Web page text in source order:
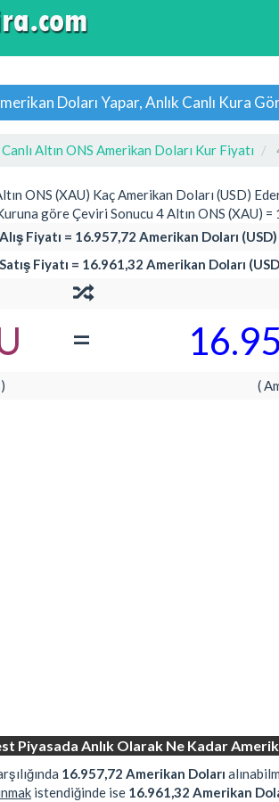
Doları Yapar, Anlık Canlı Kura
Canlı Altın ONS Amerikan Doları Kur Fiyatı
ONS (XAU) Kaç Amerikan Doları (USD)
göre Çeviri Sonucu 4 Altın ONS (XAU)
Fiyatı = 16.957,72 Amerikan Doları (USD)
Fiyatı = 16.961,32 Amerikan Doları
=
(
Piyasada Anlık Olarak Ne Kadar
16.957,72 Amerikan Doları
istendiğinde ise 16.961,32 Amerikan